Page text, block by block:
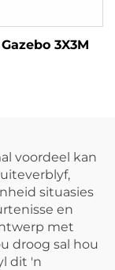
3X3M
voordeel kan
situasies
en
met
droog sal hou
dit 'n